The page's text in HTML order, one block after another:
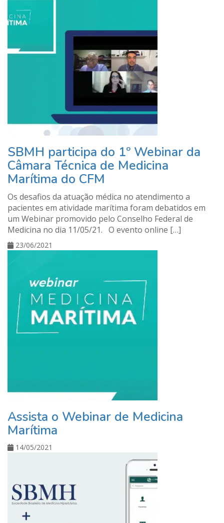
SBMH participa do 1º Webinar da
Câmara Técnica de Medicina
Marítima do CFM
Os desafios da atuação médica no atendimento a
pacientes em atividade marítima foram debatidos em
um Webinar promovido pelo Conselho Federal de
Medicina no dia 11/05/21. O evento online […]
23/06/2021
Assista o Webinar de Medicina
Marítima
14/05/2021